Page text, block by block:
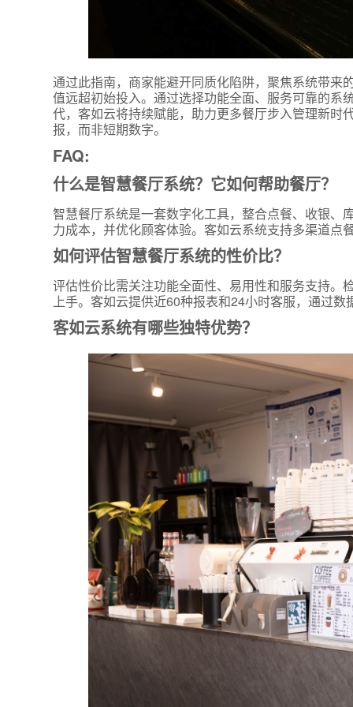
通过此指南，商家能避开同质化陷阱，聚焦系统带来
值远超初始投入。通过选择功能全面、服务可靠的
代，客如云将持续赋能，助力更多餐厅步入管理新时
报，而非短期数字。
FAQ:
什么是智慧餐厅系统？它如何帮助餐厅？
智慧餐厅系统是一套数字化工具，整合点餐、收银
力成本，并优化顾客体验。客如云系统支持多渠道
如何评估智慧餐厅系统的性价比？
评估性价比需关注功能全面性、易用性和服务支持
上手。客如云提供近60种报表和24小时客服，通过
客如云系统有哪些独特优势？